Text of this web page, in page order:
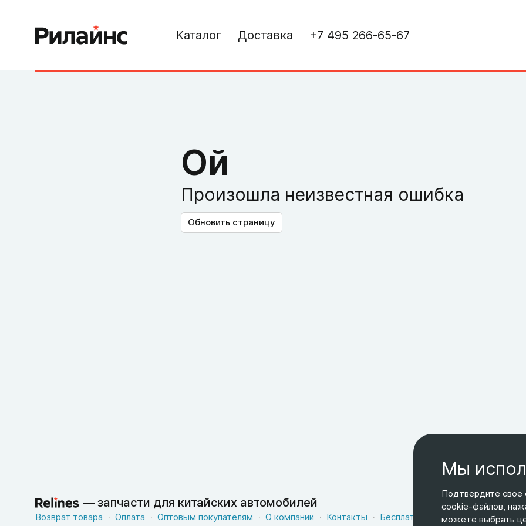
Каталог Доставка +7 495 266-65-67
Ой
Произошла неизвестная ошибка
Обновить страницу
— запчасти для китайских автомобилей
Возврат товара Оплата Оптовым покупателям О компании Контакты Бесплатная доставка
Оферта
Мы
Подтвердите свое
cookie-файлов,
можете выбрать